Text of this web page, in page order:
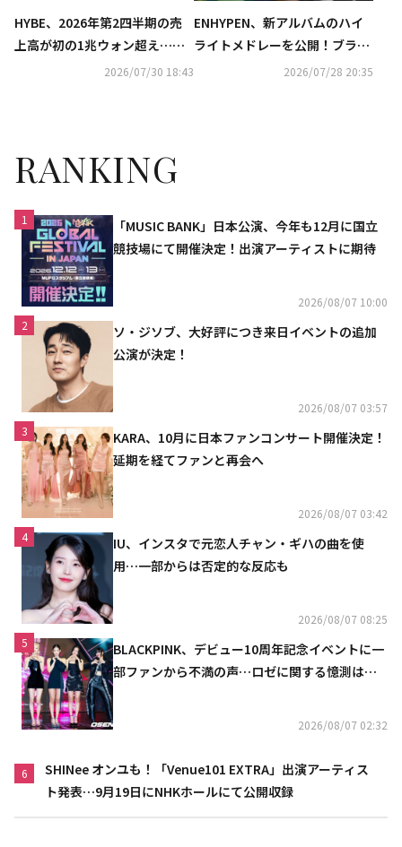
HYBE、2026年第2四半期の売
上高が初の1兆ウォン超え…営
業利益も過去最高を記録
2026/07/30 18:43
ENHYPEN、新アルバムのハイ
ライトメドレーを公開！ブラジ
リアン・ファンク調のタイトル
2026/07/28 20:35
RANKING
1
「MUSIC BANK」日本公演、今年も12月に国立
競技場にて開催決定！出演アーティストに期待
2026/08/07 10:00
2
ソ・ジソブ、大好評につき来日イベントの追加
公演が決定！
2026/08/07 03:57
3
KARA、10月に日本ファンコンサート開催決定！
延期を経てファンと再会へ
2026/08/07 03:42
4
IU、インスタで元恋人チャン・ギハの曲を使
用…一部からは否定的な反応も
2026/08/07 08:25
5
BLACKPINK、デビュー10周年記念イベントに一
部ファンから不満の声…ロゼに関する憶測は否
2026/08/07 02:32
6
SHINee オンユも！「Venue101 EXTRA」出演アーティス
ト発表…9月19日にNHKホールにて公開収録